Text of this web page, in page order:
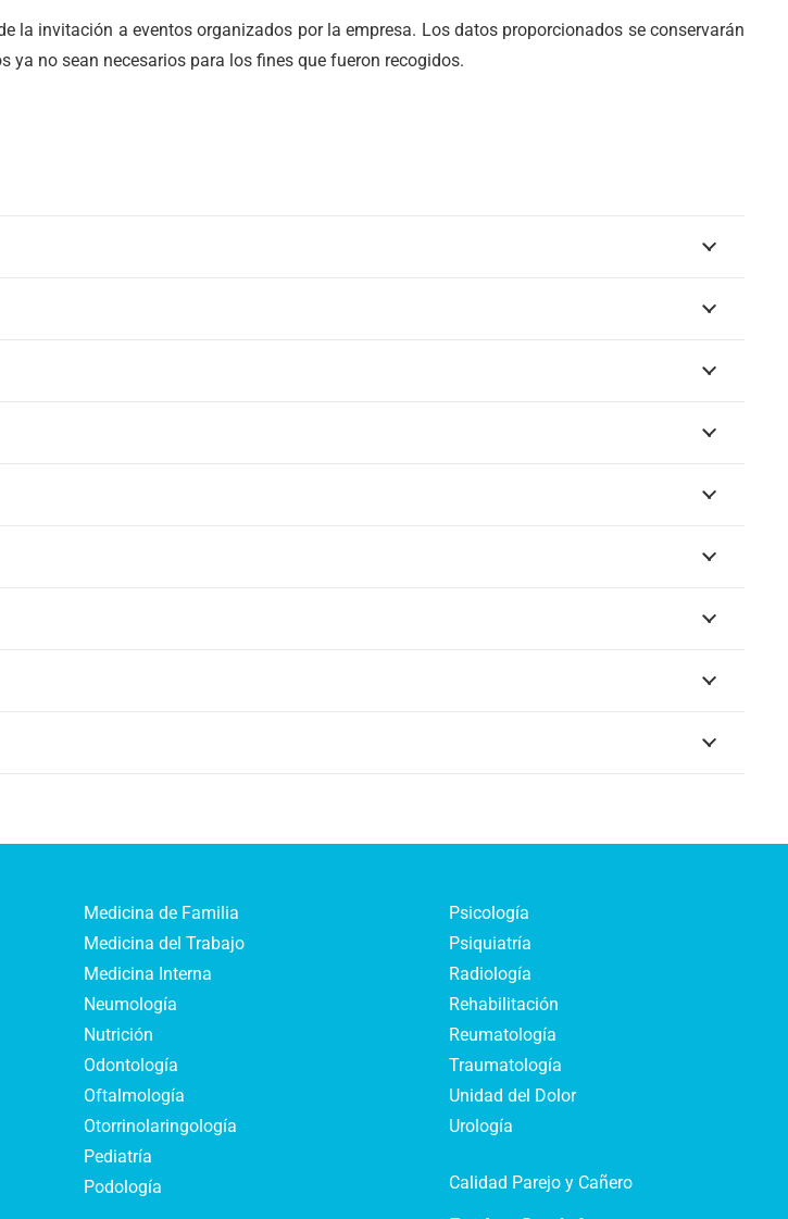
invitación a eventos organizados por la empresa. Los datos proporcionados se conservarán
no sean necesarios para los fines que fueron recogidos.
Medicina de Familia
Medicina del Trabajo
Medicina Interna
Neumología
Nutrición
Odontología
Oftalmología
Otorrinolaringología
Pediatría
Podología
Psicología
Psiquiatría
Radiología
Rehabilitación
Reumatología
Traumatología
Unidad del Dolor
Urología
Calidad Parejo y Cañero